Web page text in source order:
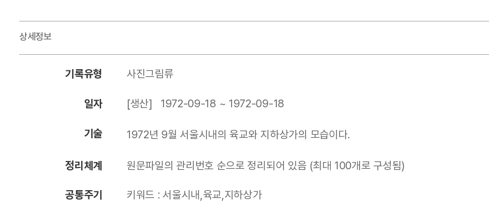
상세정보
기록유형 사진그림류
일자 [생산] 1972-09-18 ~ 1972-09-18
기술 1972년 9월 서울시내의 육교와 지하상가의 모습이다.
정리체계 원문파일의 관리번호 순으로 정리되어 있음 (최대 100개로 구성됨)
공통주기 키워드 : 서울시내,육교,지하상가